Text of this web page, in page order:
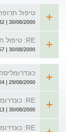
טיפול
30/08/2000 | 04:32 | מאת: קובי
RE: טיפול תרופתי לאחר שחזור רצועות
30/08/2000 | 22:57 | מאת: ד"ר אסא לב-אל
29/08/2000 | 20:04 | מאת: צחי
RE: כונדרומליסה - המשך ...
30/08/2000 | 14:13 | מאת: ד"ר אסא לב-אל
RE: כונדרומליסה - המשך ...